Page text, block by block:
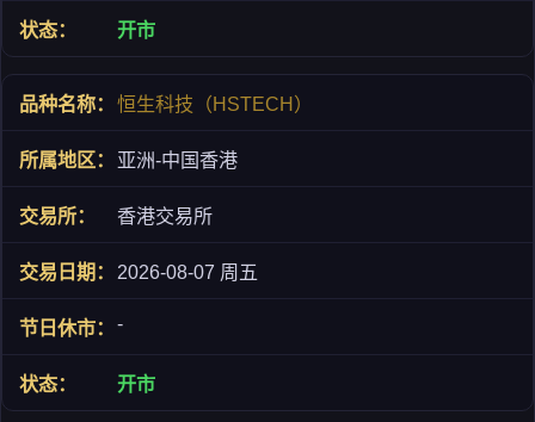
开市
恒生科技（HSTECH）
亚洲-中国香港
香港交易所
2026-08-07 周五
-
开市